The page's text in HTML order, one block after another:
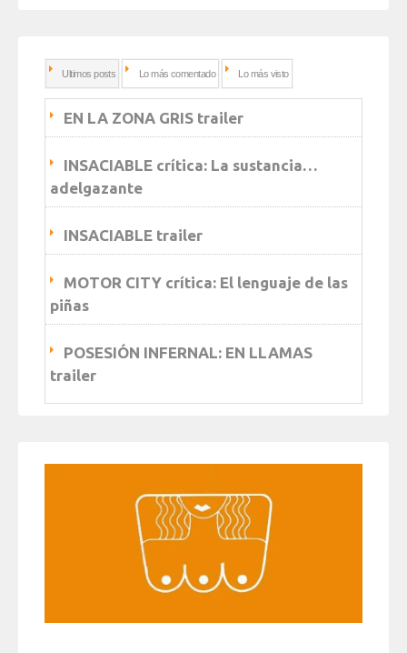
Ultimos posts Lo más comentado Lo más visto
EN LA ZONA GRIS trailer
INSACIABLE crítica: La sustancia…
adelgazante
INSACIABLE trailer
MOTOR CITY crítica: El lenguaje de las
piñas
POSESIÓN INFERNAL: EN LLAMAS
trailer